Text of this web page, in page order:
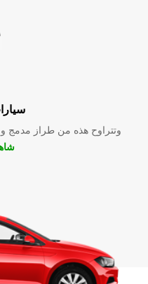
وتتراوح هذه من طراز مدمج